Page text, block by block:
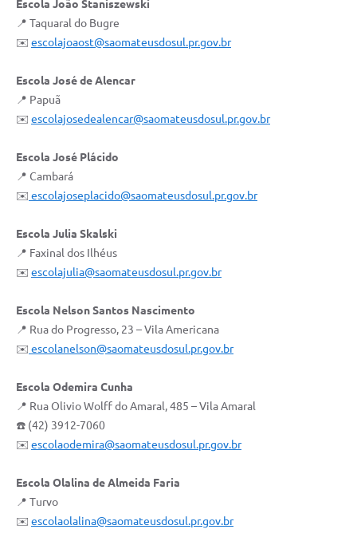
Escola João Staniszewski
📍 Taquaral do Bugre
✉️ escolajoaost@saomateusdosul.pr.gov.br
Escola José de Alencar
📍 Papuã
✉️ escolajosedealencar@saomateusdosul.pr.gov.br
Escola José Plácido
📍 Cambará
✉️ escolajoseplacido@saomateusdosul.pr.gov.br
Escola Julia Skalski
📍 Faxinal dos Ilhéus
✉️ escolajulia@saomateusdosul.pr.gov.br
Escola Nelson Santos Nascimento
📍 Rua do Progresso, 23 – Vila Americana
✉️ escolanelson@saomateusdosul.pr.gov.br
Escola Odemira Cunha
📍 Rua Olivio Wolff do Amaral, 485 – Vila Amaral
☎️ (42) 3912-7060
✉️ escolaodemira@saomateusdosul.pr.gov.br
Escola Olalina de Almeida Faria
📍 Turvo
✉️ escolaolalina@saomateusdosul.pr.gov.br